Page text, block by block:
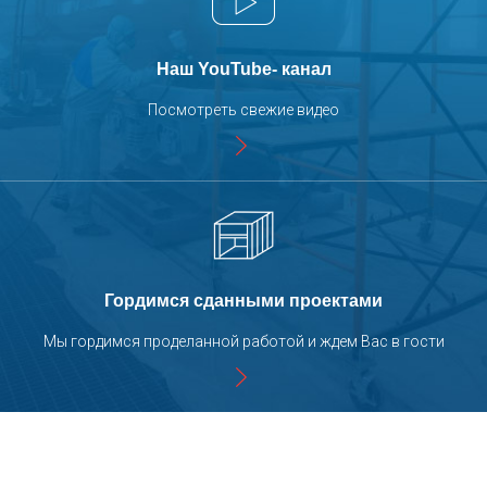
Наш YouTube- канал
Посмотреть свежие видео
Гордимся сданными проектами
Мы гордимся проделанной работой и ждем Вас в гости
Производство конвейерных систем для
Производство комплектующих для линий
Процесс сборки лифтов SPK
открытой окраски SPK
краскоостанавливающих фильтров SPK